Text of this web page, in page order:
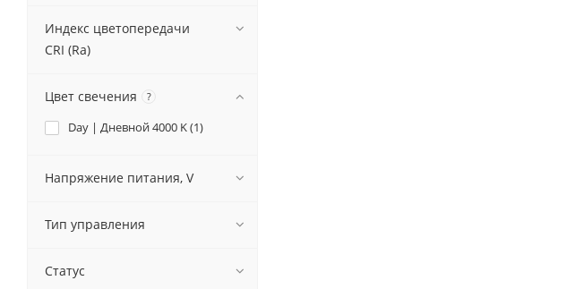
Индекс цветопередачи
CRI (Ra)
Цвет свечения ?
Day | Дневной 4000 K (1)
Напряжение питания, V
Тип управления
Статус